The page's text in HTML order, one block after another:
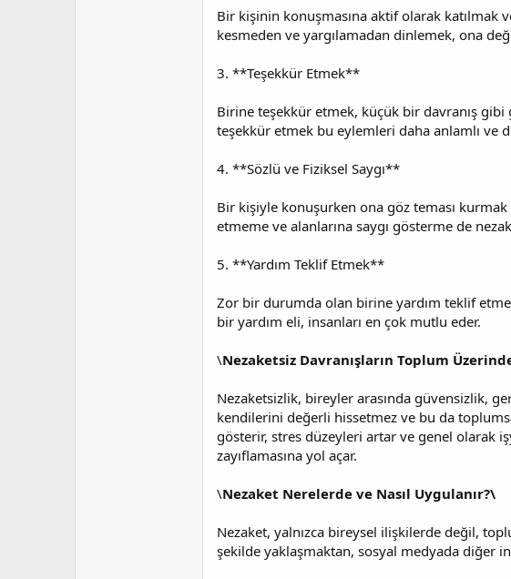
Bir kişinin konuşmasına aktif olarak katılmak
kesmeden ve yargılamadan dinlemek, ona
3. **Teşekkür Etmek**
Birine teşekkür etmek, küçük bir davranış
teşekkür etmek bu eylemleri daha anlamlı ve
4. **Sözlü ve Fiziksel Saygı**
Bir kişiyle konuşurken ona göz teması
etmeme ve alanlarına saygı gösterme de
5. **Yardım Teklif Etmek**
Zor bir durumda olan birine yardım teklif
bir yardım eli, insanları en çok mutlu eder.
\Nezaketsiz Davranışların Toplum
Nezaketsizlik, bireyler arasında güvensizlik,
kendilerini değerli hissetmez ve bu da
gösterir, stres düzeyleri artar ve genel olarak
zayıflamasına yol açar.
\Nezaket Nerelerde ve Nasıl Uygulanır?\
Nezaket, yalnızca bireysel ilişkilerde değil,
şekilde yaklaşmaktan, sosyal medyada diğer